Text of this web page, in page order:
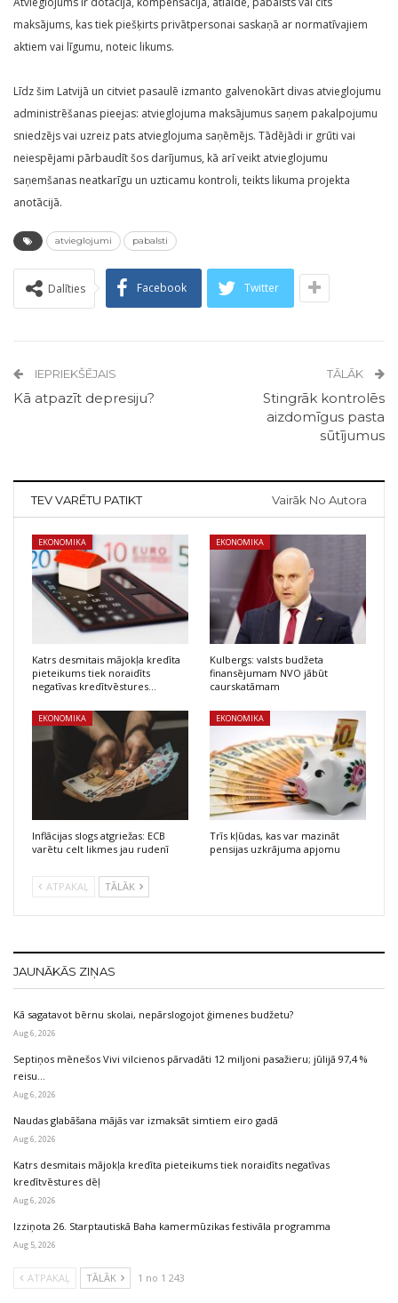
maksājums, kas tiek piešķirts privātpersonai saskaņā ar normatīvajiem
aktiem vai līgumu, noteic likums.
Līdz šim Latvijā un citviet pasaulē izmanto galvenokārt divas atvieglojumu
administrēšanas pieejas: atvieglojuma maksājumus saņem pakalpojumu
sniedzējs vai uzreiz pats atvieglojuma saņēmējs. Tādējādi ir grūti vai
neiespējami pārbaudīt šos darījumus, kā arī veikt atvieglojumu
saņemšanas neatkarīgu un uzticamu kontroli, teikts likuma projekta
anotācijā.
atvieglojumi pabalsti
Dalīties Facebook Twitter
IEPRIEKŠĒJAIS
Kā atpazīt depresiju?
TĀLĀK
Stingrāk kontrolēs
aizdomīgus pasta
sūtījumus
TEV VARĒTU PATIKT Vairāk No Autora
EKONOMIKA
Katrs desmitais mājokļa kredīta
pieteikums tiek noraidīts
negatīvas kredītvēstures…
EKONOMIKA
Kulbergs: valsts budžeta
finansējumam NVO jābūt
caurskatāmam
EKONOMIKA
Inflācijas slogs atgriežas: ECB
varētu celt likmes jau rudenī
EKONOMIKA
Trīs kļūdas, kas var mazināt
pensijas uzkrājuma apjomu
ATPAKAĻ TĀLĀK
JAUNĀKĀS ZIŅAS
Kā sagatavot bērnu skolai, nepārslogojot ģimenes budžetu?
Aug 6, 2026
Septiņos mēnešos Vivi vilcienos pārvadāti 12 miljoni pasažieru; jūlijā 97,4 %
reisu…
Aug 6, 2026
Naudas glabāšana mājās var izmaksāt simtiem eiro gadā
Aug 6, 2026
Katrs desmitais mājokļa kredīta pieteikums tiek noraidīts negatīvas
kredītvēstures dēļ
Aug 6, 2026
Izziņota 26. Starptautiskā Baha kamermūzikas festivāla programma
Aug 5, 2026
ATPAKAĻ TĀLĀK 1 no 1 243